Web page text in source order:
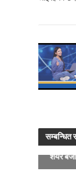
सम्बन्धित
शेयर